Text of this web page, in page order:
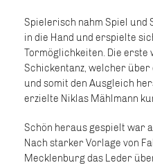
Spielerisch nahm Spiel und
in die Hand und erspielte
Tormöglichkeiten. Die erste
Schickentanz, welcher
und somit den Ausgleich
erzielte Niklas Mählmann
Schön heraus gespielt war
Nach starker Vorlage von
Mecklenburg das Leder